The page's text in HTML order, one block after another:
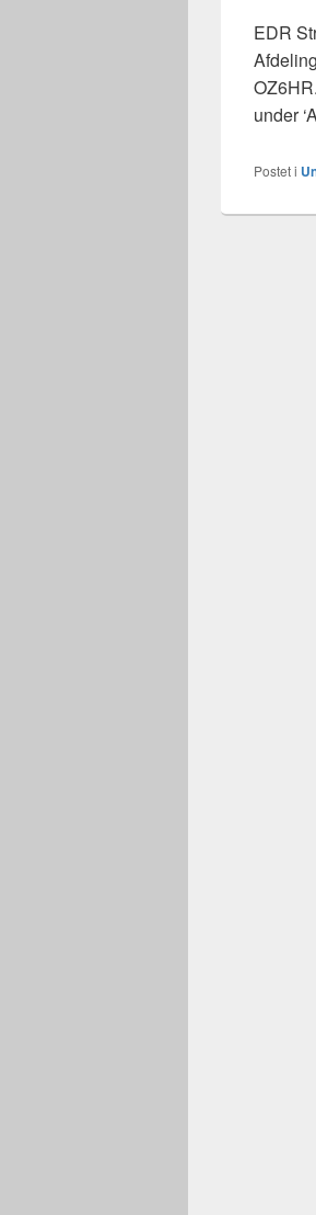
EDR
under
Postet i